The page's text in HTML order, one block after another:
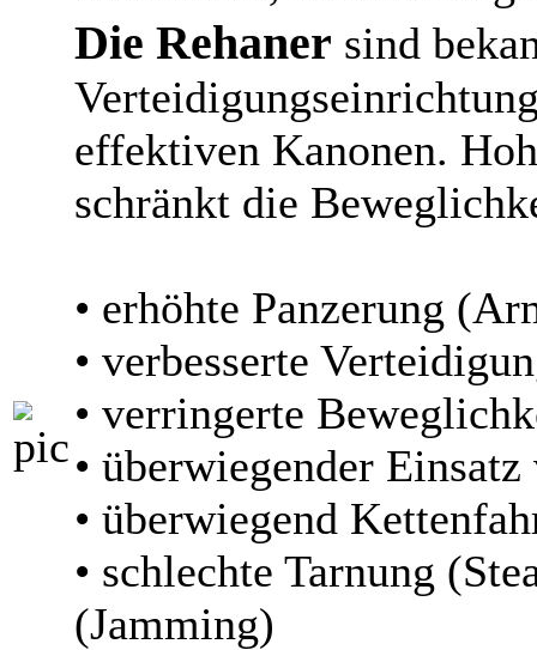
Die Rehaner sind
effektiven Kanonen.
schränkt die
• erhöhte Panzerung
• verbesserte
• verringerte
• überwiegender
• überwiegend
• schlechte Tarnung
(Jamming)